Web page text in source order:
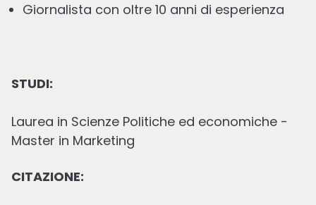
Giornalista con oltre 10 anni di esperienza
STUDI:
Laurea in Scienze Politiche ed economiche -
Master in Marketing
CITAZIONE:
monitorare
Scritto